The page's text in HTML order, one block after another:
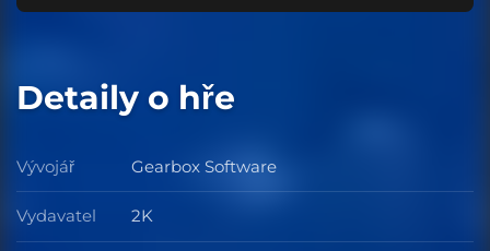
Detaily o hře
Vývojář Vývojář
Gearbox Software
Vydavatel Vydavatel
2K